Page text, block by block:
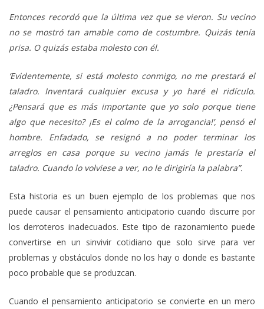
Entonces recordó que la última vez que se vieron. Su vecino
no se mostró tan amable como de costumbre. Quizás tenía
prisa. O quizás estaba molesto con él.
‘Evidentemente, si está molesto conmigo, no me prestará el
taladro. Inventará cualquier excusa y yo haré el ridículo.
¿Pensará que es más importante que yo solo porque tiene
algo que necesito? ¡Es el colmo de la arrogancia!’, pensó el
hombre. Enfadado, se resignó a no poder terminar los
arreglos en casa porque su vecino jamás le prestaría el
taladro. Cuando lo volviese a ver, no le dirigiría la palabra”.
Esta historia es un buen ejemplo de los problemas que nos
puede causar el pensamiento anticipatorio cuando discurre por
los derroteros inadecuados. Este tipo de razonamiento puede
convertirse en un sinvivir cotidiano que solo sirve para ver
problemas y obstáculos donde no los hay o donde es bastante
poco probable que se produzcan.
Cuando el pensamiento anticipatorio se convierte en un mero